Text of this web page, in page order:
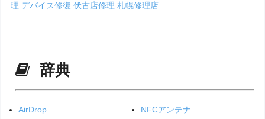
理デバイス修復伏古店修理札幌修理店
辞典
AirDrop
NFCアンテナ